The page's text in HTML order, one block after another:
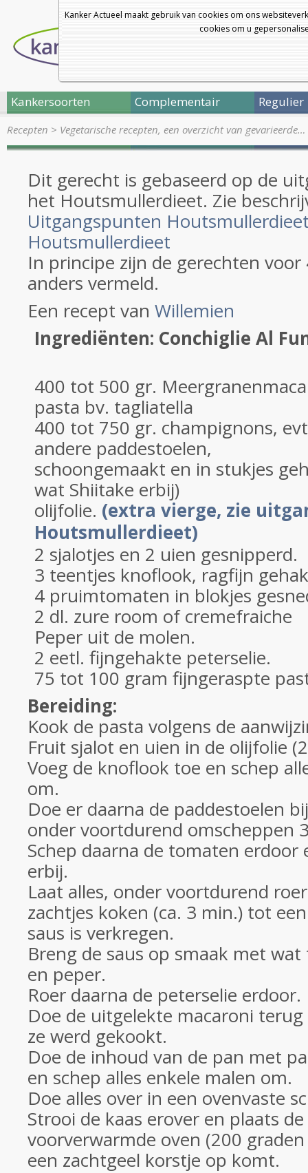
Kanker Actueel maakt gebruik van cookies om ons
cookies om u
Kankersoorten Complementair Regulier
Recepten > Vegetarische recepten, een overzicht van gevarieerde…
Dit gerecht is gebaseerd op de
het Houtsmullerdieet. Zie
Uitgangspunten
Houtsmullerdieet
In principe zijn de gerechten
anders vermeld.
Een recept van Willemien
Ingrediënten: Conchiglie Al
400 tot 500 gr.
pasta bv. tagliatella
400 tot 750 gr. champignons,
andere paddestoelen,
schoongemaakt en in stukjes
wat Shiitake erbij)
olijfolie. (extra vierge, zie
Houtsmullerdieet)
2 sjalotjes en 2 uien gesnipperd.
3 teentjes knoflook, ragfijn
4 pruimtomaten in blokjes
2 dl. zure room of cremefraiche
Peper uit de molen.
2 eetl. fijngehakte peterselie.
75 tot 100 gram fijngeraspte
Bereiding:
Kook de pasta volgens de
Fruit sjalot en uien in de olijfolie
Voeg de knoflook toe en schep
om.
Doe er daarna de paddestoelen
onder voortdurend omscheppen
Schep daarna de tomaten erdoor
erbij.
Laat alles, onder voortdurend
zachtjes koken (ca. 3 min.) tot
saus is verkregen.
Breng de saus op smaak met
en peper.
Roer daarna de peterselie erdoor.
Doe de uitgelekte macaroni
ze werd gekookt.
Doe de inhoud van de pan met
en schep alles enkele malen om.
Doe alles over in een ovenvaste
Strooi de kaas erover en plaats
voorverwarmde oven (200
een zachtgeel korstje op komt.